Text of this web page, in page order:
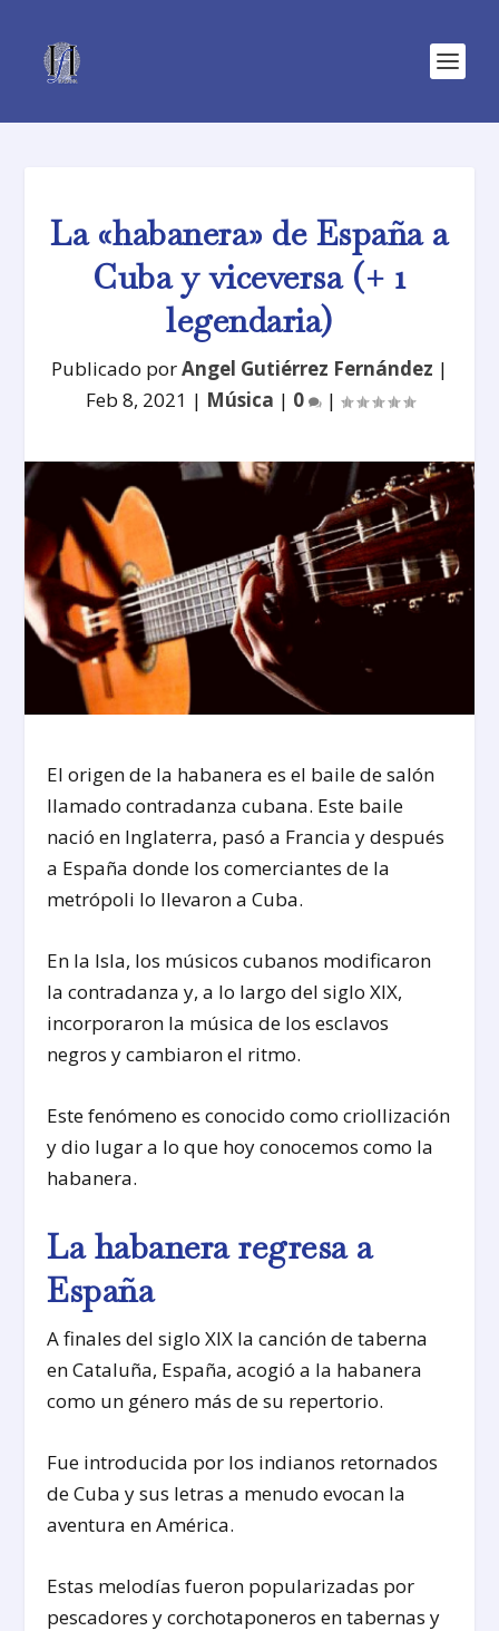
La «habanera» de España a
Cuba y viceversa (+ 1
legendaria)
Publicado porAngel Gutiérrez Fernández |
Feb 8, 2021 | Música | 0 |
El origen de la habanera es el baile de salón
llamado contradanza cubana. Este baile
nació en Inglaterra, pasó a Francia y después
a España donde los comerciantes de la
metrópoli lo llevaron a Cuba.
En la Isla, los músicos cubanos modificaron
la contradanza y, a lo largo del siglo XIX,
incorporaron la música de los esclavos
negros y cambiaron el ritmo.
Este fenómeno es conocido como criollización
y dio lugar a lo que hoy conocemos como la
habanera.
La habanera regresa a
España
A finales del siglo XIX la canción de taberna
en Cataluña, España, acogió a la habanera
como un género más de su repertorio.
Fue introducida por los indianos retornados
de Cuba y sus letras a menudo evocan la
aventura en América.
Estas melodías fueron popularizadas por
pescadores y corchotaponeros en tabernas y